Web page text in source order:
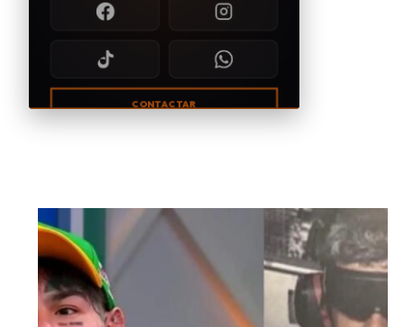
CONTACTAR